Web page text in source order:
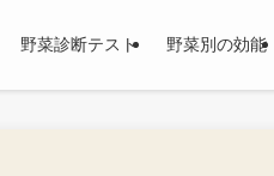
野菜診断テスト 野菜別の効能